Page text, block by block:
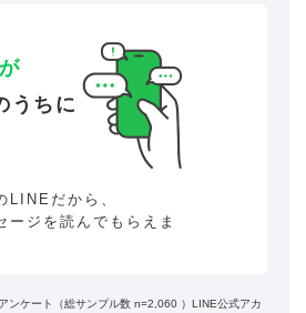
うちに
LINEだから、
ージを読んでもらえま
ンケート（総サンプル数 n=2,060 ）LINE公式アカ